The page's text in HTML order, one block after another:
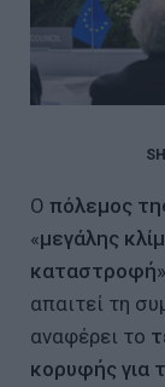
Ο πόλεμος
«μεγάλης
καταστροφή
απαιτεί τη
αναφέρει το
κορυφής για